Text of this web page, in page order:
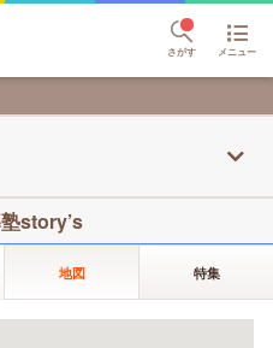
さがす メニュー
story’s
地図 特集